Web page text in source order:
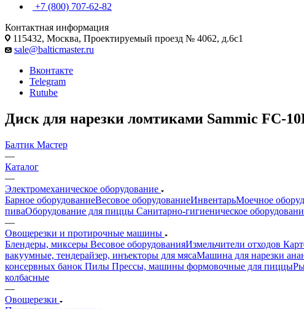
+7 (800) 707-62-82
Контактная информация
115432, Москва, Проектируемый проезд № 4062, д.6с1
sale@balticmaster.ru
Вконтакте
Telegram
Rutube
Диск для нарезки ломтиками Sammic FC-
Балтик Мастер
—
Каталог
—
Электромеханическое оборудование
Барное оборудованиеВесовое оборудованиеИнвентарьМоечное
пиваОборудование для пиццы Санитарно-гигиеническое
—
Овощерезки и протирочные машины
Блендеры, миксеры Весовое оборудованияИзмельчители отходов
вакуумные, тендерайзер, инъекторы для мясаМашина для нарезки
консервных банок Пилы Прессы, машины формовочные для пиццы
колбасные
—
Овощерезки